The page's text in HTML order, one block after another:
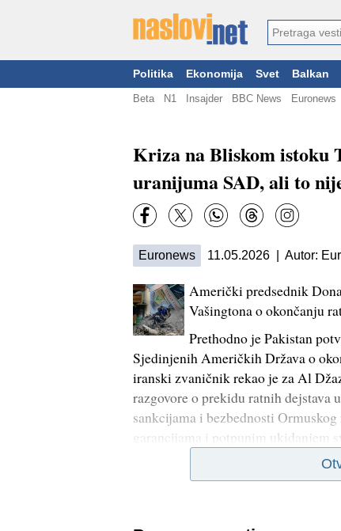
Politika Ekonomija Svet Balkan
Beta N1 Insajder BBC News Euronews
Kriza na Bliskom istoku
uranijuma SAD, ali to
Euronews 11.05.2026 | Autor:
Američki predsednik
Vašingtona o okončanju
Prethodno je Pakistan
Sjedinjenih Američkih Država o
iranski zvaničnik rekao je za Al
razgovore o prekidu ratnih
sankcijama i bezbednosti
garancijama i potpunim ukidanjem